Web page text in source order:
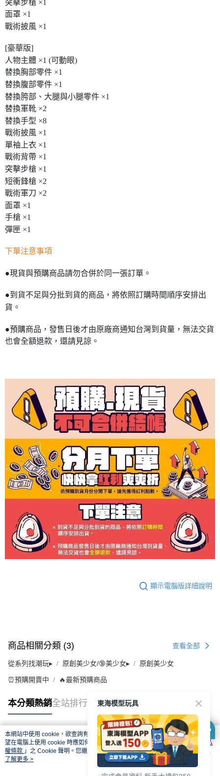
突擊步槍 ×1
面罩 ×1
戰術披風 ×1
[豪華版]
人物主體 ×1 (可動眼)
替換胸部零件 ×1
替換腹部零件 ×1
替換胯部、大腿與小腿零件 ×1
替換軍靴 ×2
替換手型 ×8
戰術披風 ×1
單袖上衣 ×1
戰術背帶 ×1
突擊步槍 ×1
短衝鋒槍 ×2
戰術軍刀 ×2
面罩 ×1
手槍 ×1
彈匣 ×1
下單注意事項
●現貨與預購商品請勿合併於同一張訂單。
●到貨不足與分批到貨的商品，將依照訂購時間順序安排出
貨。
●預購商品，發售日後才由原廠商通知台灣到貨量，無法交貨
也會全額退款，還請見諒。
顯示電腦版詳細說明
商品相關分類 (3) 查看全部
從系列找潮玩▸ 原創美少女/🔞美少女▸ 原創美少女
⏰預購開賣中 🔥最新預購商品
本分類熱銷全站排行
熱門標籤
本網站中使用 cookie，欲查詢有關本網站使用 cookie 方式之詳情，及若您不希
望在電腦上使用 cookie 時應如何變更電腦的 cookie 設定，請參閱本網站「
隱私
權條款 」之 Cookie 聲明。您繼續使用本網站即表示您同意本公司得按本網站使
用條款之 Cookie 聲明使用 cookie。
了解更多 >
東海模型玩具